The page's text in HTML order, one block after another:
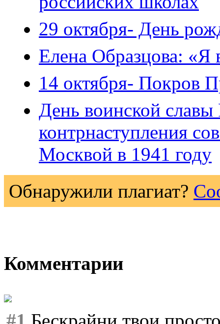
29 октября- День
Елена Образцова: «Я
14 октября- Покров
День воинской
контрнаступления
Москвой в 1941 году
Обнаружили плагиат?
Комментарии